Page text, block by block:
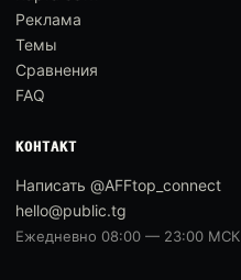
Реклама
Темы
Сравнения
FAQ
КОНТАКТ
Написать @AFFtop_connect
hello@public.tg
Ежедневно 08:00 — 23:00 МСК